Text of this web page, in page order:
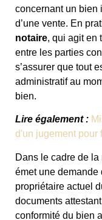
concernant un bien
d’une vente. En
notaire, qui agit en
entre les parties
s’assurer que tout
administratif au
bien.
Lire également :
d'un jugement pour
Dans le cadre de la
émet une demande
propriétaire actuel
documents
conformité du bien